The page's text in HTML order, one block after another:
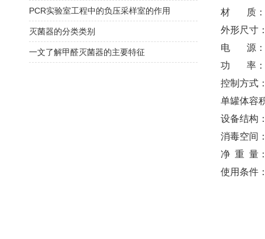
材 质：
外形尺寸
电 源：
功 率：
控制方式
单罐体容
设备结构
消毒空间
净 重 量
使用条件
PCR实验室工程中的负压采样室的作用
灭菌器的分类类别
一文了解甲醛灭菌器的主要特征